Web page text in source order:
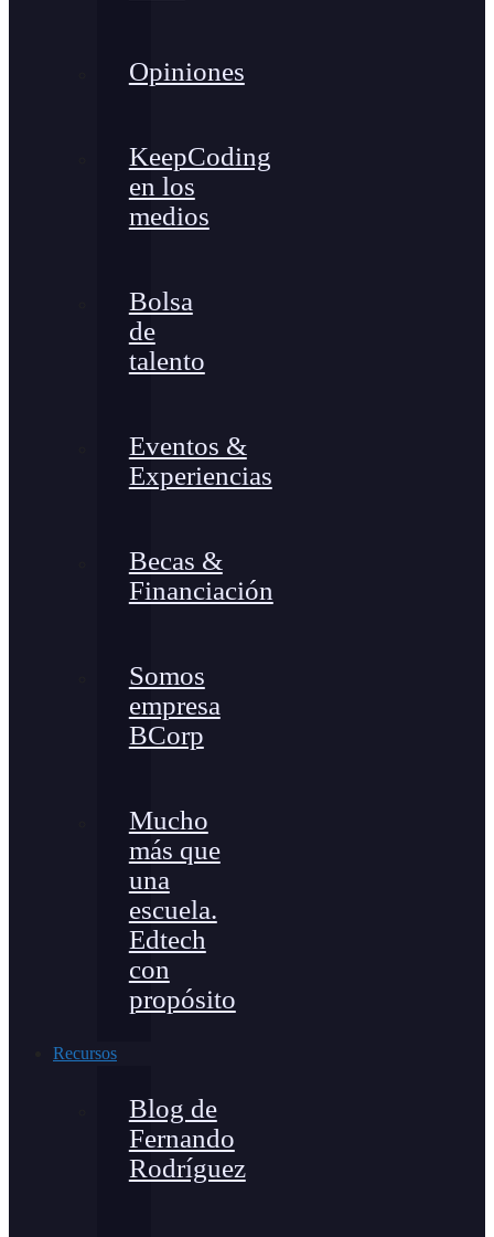
Opiniones
KeepCoding
en los
medios
Bolsa
de
talento
Eventos &
Experiencias
Becas &
Financiación
Somos
empresa
BCorp
Mucho
más que
una
escuela.
Edtech
con
propósito
Recursos
Blog de
Fernando
Rodríguez